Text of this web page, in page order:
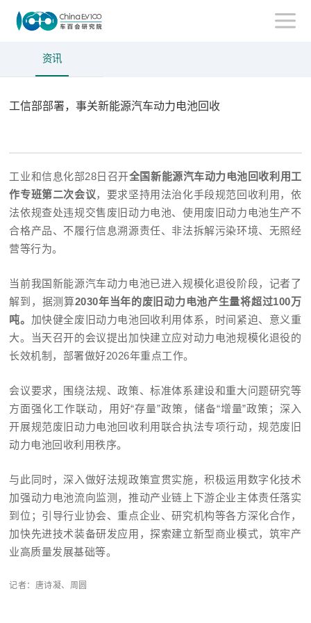
资讯
工信部部署，事关新能源汽车动力电池回收
工业和信息化部28日召开全国新能源汽车动力电池回收利用工
作专班第二次会议，要求坚持用法治化手段规范回收利用，依
法依规查处违规交售废旧动力电池、使用废旧动力电池生产不
合格产品、不履行信息溯源责任、非法拆解污染环境、无照经
营等行为。
当前我国新能源汽车动力电池已进入规模化退役阶段，记者了
解到，据测算2030年当年的废旧动力电池产生量将超过100万
吨。 加快健全废旧动力电池回收利用体系，时间紧迫、意义重
大。当天召开的会议提出加快建立应对动力电池规模化退役的
长效机制，部署做好2026年重点工作。
会议要求，围绕法规、政策、标准体系建设和重大问题研究等
方面强化工作联动，用好“存量”政策，储备“增量”政策；深入
开展规范废旧动力电池回收利用联合执法专项行动，规范废旧
动力电池回收利用秩序。
与此同时，深入做好法规政策宣贯实施，积极运用数字化技术
加强动力电池流向监测，推动产业链上下游企业主体责任落实
到位；引导行业协会、重点企业、研究机构等各方深化合作，
加快先进技术装备研发应用，探索建立新型商业模式，筑牢产
业高质量发展基础等。
记者：唐诗凝、周圆